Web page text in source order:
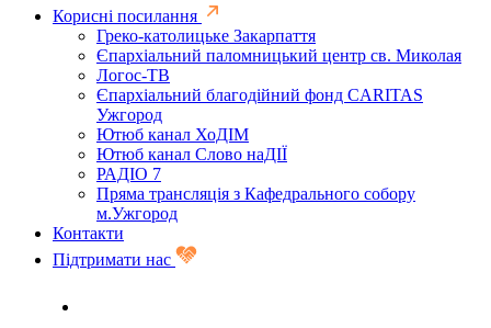
Корисні посилання
Греко-католицьке Закарпаття
Єпархіальний паломницький центр св. Миколая
Логос-ТВ
Єпархіальний благодійний фонд CARITAS
Ужгород
Ютюб канал ХоДІМ
Ютюб канал Слово наДІЇ
РАДІО 7
Пряма трансляція з Кафедрального собору
м.Ужгород
Контакти
Підтримати нас